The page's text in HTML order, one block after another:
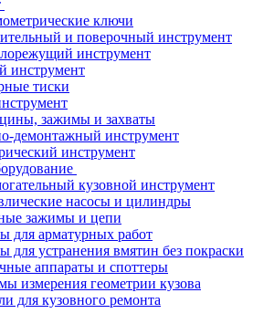
ключи
и поверочный инструмент
инструмент
инструмент
тиски
зажимы и захваты
демонтажный инструмент
инструмент
кузовной инструмент
насосы и цилиндры
зажимы и цепи
для арматурных работ
для устранения вмятин без покраски
аппараты и споттеры
измерения геометрии кузова
для кузовного ремонта